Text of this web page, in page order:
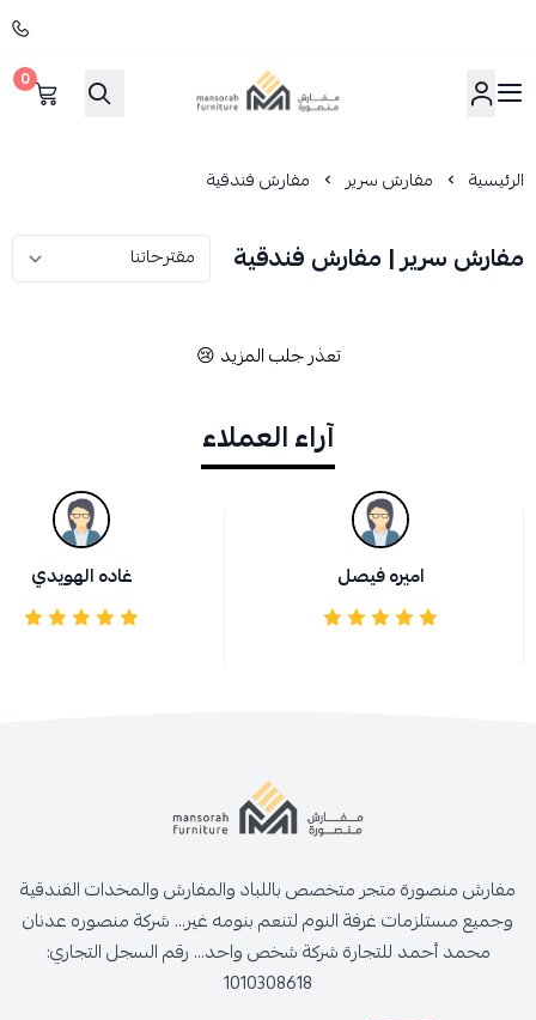
مفارش منصورة
0
الرئيسية مفارش سرير مفارش فندقية
مفارش سرير | مفارش فندقية
تعذر جلب المزيد 😢
آراء العملاء
اميره فيصل غاده الهويدي
مفارش منصورة متجر متخصص باللباد والمفارش والمخدات الفندقية
وجميع مستلزمات غرفة النوم لتنعم بنومه غير... شركة منصوره عدنان
محمد أحمد للتجارة شركة شخص واحد... رقم السجل التجاري:
1010308618